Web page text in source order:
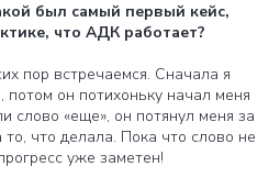
был самый первый кейс,
что АДК работает?
пор встречаемся. Сначала я
потом он потихоньку начал меня
слово «еще», он потянул меня за
что делала. Пока что слово не
уже заметен!